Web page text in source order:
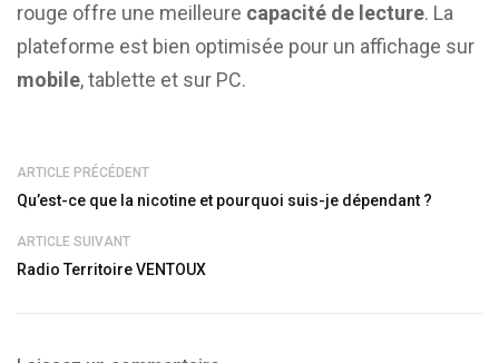
rouge offre une meilleure capacité de lecture. La
plateforme est bien optimisée pour un affichage sur
mobile, tablette et sur PC.
ARTICLE PRÉCÉDENT
Qu’est-ce que la nicotine et pourquoi suis-je dépendant ?
ARTICLE SUIVANT
Radio Territoire VENTOUX